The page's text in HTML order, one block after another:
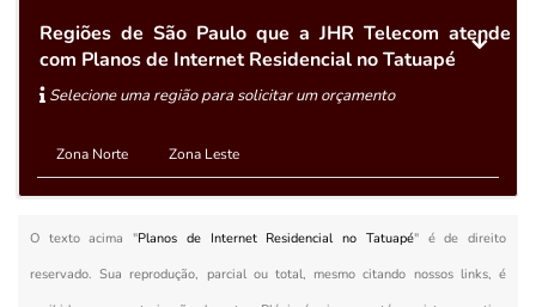
Regiões de São Paulo que a JHR Telecom atende
com Planos de Internet Residencial no Tatuapé
Selecione uma região para solicitar um orçamento
Zona Norte Zona Leste
O texto acima "Planos de Internet Residencial no Tatuapé" é de direito
reservado. Sua reprodução, parcial ou total, mesmo citando nossos links, é